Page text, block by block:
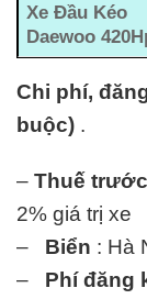
Xe Đầu Kéo
Daewoo
Chi phí,
buộc) .
– Thuế
2% giá trị xe
– Biển : Hà
– Phí đăng